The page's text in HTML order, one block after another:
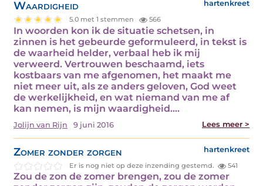
Waardigheid hartenkreet
5.0 met 1 stemmen 566
In woorden kon ik de situatie schetsen, in
zinnen is het gebeurde geformuleerd, in tekst is
de waarheid helder, verbaal heb ik mij
verweerd. Vertrouwen beschaamd, iets
kostbaars van me afgenomen, het maakt me
niet meer uit, als ze anders geloven, God weet
de werkelijkheid, en wat niemand van me af
kan nemen, is mijn waardigheid.…
Jolijn van Rijn 9 juni 2016 Lees meer >
Zomer zonder zorgen hartenkreet
Er is nog niet op deze inzending gestemd. 541
Zou de zon de zomer brengen, zou de zomer